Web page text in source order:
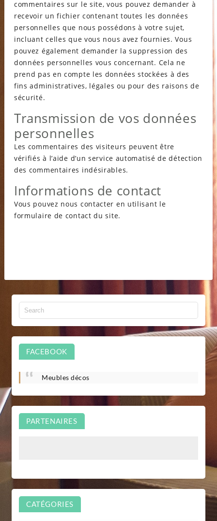
commentaires sur le site, vous pouvez demander à
recevoir un fichier contenant toutes les données
personnelles que nous possédons à votre sujet,
incluant celles que vous nous avez fournies. Vous
pouvez également demander la suppression des
données personnelles vous concernant. Cela ne
prend pas en compte les données stockées à des
fins administratives, légales ou pour des raisons de
sécurité.
Transmission de vos données
personnelles
Les commentaires des visiteurs peuvent être
vérifiés à l’aide d’un service automatisé de détection
des commentaires indésirables.
Informations de contact
Vous pouvez nous contacter en utilisant le
formulaire de contact du site.
FACEBOOK
Meubles décos
PARTENAIRES
CATÉGORIES